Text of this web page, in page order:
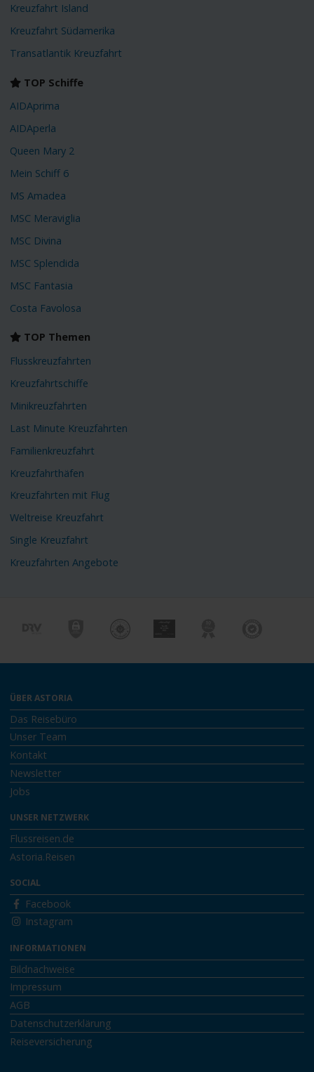
Kreuzfahrt Island
Kreuzfahrt Südamerika
Transatlantik Kreuzfahrt
TOP Schiffe
AIDAprima
AIDAperla
Queen Mary 2
Mein Schiff 6
MS Amadea
MSC Meraviglia
MSC Divina
MSC Splendida
MSC Fantasia
Costa Favolosa
TOP Themen
Flusskreuzfahrten
Kreuzfahrtschiffe
Minikreuzfahrten
Last Minute Kreuzfahrten
Familienkreuzfahrt
Kreuzfahrthäfen
Kreuzfahrten mit Flug
Weltreise Kreuzfahrt
Single Kreuzfahrt
Kreuzfahrten Angebote
ÜBER ASTORIA
Das Reisebüro
Unser Team
Kontakt
Newsletter
Jobs
UNSER NETZWERK
Flussreisen.de
Astoria.Reisen
SOCIAL
Facebook
Instagram
INFORMATIONEN
Bildnachweise
Impressum
AGB
Datenschutzerklärung
Reiseversicherung